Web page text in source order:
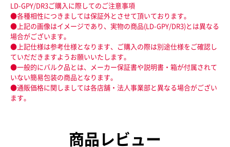
LD-GPY/DR3ご購入に際してのご注意事項
●各種相性につきましては保証外とさせて頂いております。
●上記の画像はイメージであり、実物の商品(LD-GPY/DR3)とは異なる
場合がございます。
●上記仕様は参考仕様となります、ご購入の際は別途仕様をご確認し
ていだだきますようお願いいたします。
●一般的にバルク品とは、メーカー保証書や説明書・箱が付属されて
いない簡易包装の商品となります。
●通販価格に関しましては各店舗・法人事業部と異なる場合がござい
ます。
商品レビュー